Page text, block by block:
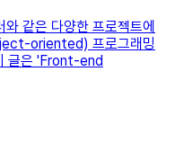
같은 다양한 프로젝트에
oriented) 프로그래밍
글은 'Front-end